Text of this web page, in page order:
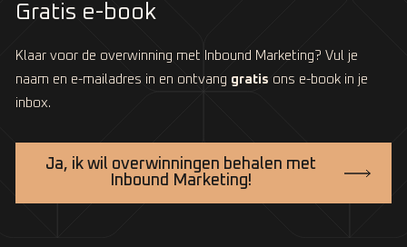
Gratis e-book
Klaar voor de overwinning met Inbound Marketing? Vul je
naam en e-mailadres in en ontvang gratis ons e-book in je
inbox.
Ja, ik wil overwinningen behalen met
Inbound Marketing!